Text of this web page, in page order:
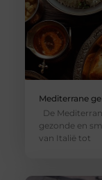
Mediterrane
De
gezonde en
van Italië tot